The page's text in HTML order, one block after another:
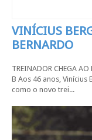
VINÍCIUS
BERNARDO
TREINADOR CHEGA AO
B Aos 46 anos,
como o novo trei...